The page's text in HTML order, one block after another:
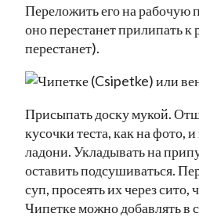
Переложить его на рабочую
оно перестанет прилипать к
перестанет).
Присыпать доску мукой.
кусочки теста, как на фото,
ладони. Укладывать на
оставить подсушиваться.
суп, просеять их через
Чипетке можно добавлять в